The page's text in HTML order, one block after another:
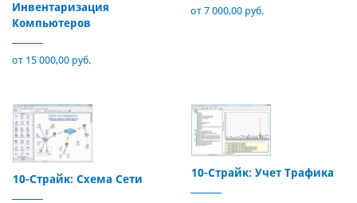
Инвентаризация
Компьютеров
от 15 000,00 руб.
от 7 000,00 руб.
10-Страйк: Схема Сети 10-Страйк: Учет Трафика